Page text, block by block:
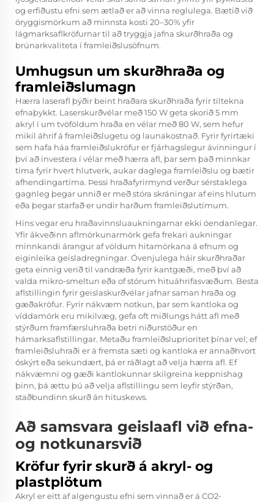
og erfiðustu efni sem ætlað er að vinna reglulega. Bætið við
öryggismörkum að minnsta kosti 20–30% yfir
lágmarksaflkröfurnar til að tryggja jafna skurðhraða og
brúnarkvaliteta í framleiðslusöfnum.
Umhugsun um skurðhraða og
framleiðslumagn
Hærra laserafl þýðir beint hraðara skurðhraða fyrir tiltekna
efnaþykkt. Laserskurðvélar með 150 W geta skorið 5 mm
akryl í um tvöföldum hraða en vélar með 80 W, sem hefur
mikil áhrif á framleiðslugetu og launakostnað. Fyrir fyrirtæki
sem hafa háa framleiðslukröfur er fjárhagslegur ávinningur í
því að investera í vélar með hærra afl, þar sem það minnkar
tíma fyrir hvert hlutverk, aukar daglega framleiðslu og bætir
afhendingartíma. Þessi hraðafyrirmynd verður sérstaklega
gagnleg þegar unnið er með stóra skráningar af eins hlutum
eða þegar starfað er undir harðum framleiðslutímum.
Hins vegar eru hraðavinnsluaukningarnar ekki óendanlegar.
Yfir ákveðinn aflmörkunarmörk gefa frekari aukningar
minnkandi árangur af völdum hitamörkana á efnum og
eiginleika geisladregningar. Óvenjulega háir skurðhraðar
geta einnig verið til vandræða fyrir kantgæði, með því að
valda mikro-smeltun eða of stórum hituáhrifasvæðum. Besta
aflstillingin fyrir geislaskurðvélar jafnar saman hraða og
gæðakröfur. Fyrir nákvæm notkun, þar sem kantloka og
víddamörk eru mikilvæg, gefa oft miðlungs hátt afl með
stýrðum framfærsluhraða betri niðurstöður en
hámarksaflstillingar. Metaðu framleiðsluprioritet þínar vel; ef
framleiðsluhraði er á fremsta sæti og kantloka er annaðhvort
óskýrt eða sekundært, þá er ráðlagt að velja hærra afl. Ef
nákvæmni og gæði kantlokunnar skilgreina keppnishag
þinn, þá ættu þú að velja aflstillingu sem leyfir stýrðan,
staðbundinn skurð án hituskews.
Að samsvara geislaafl við efna-
og notkunarsvið
Kröfur fyrir skurð á akryl- og
plastplötum
Akryl er eitt af algengustu efni sem vinnað er á CO2-